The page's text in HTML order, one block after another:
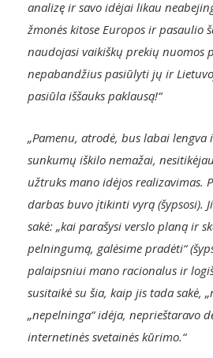
analizę ir savo idėjai likau
žmonės kitose Europos ir pasaulio
naudojasi vaikiškų prekių nuomos
nepabandžius pasiūlyti jų ir
pasiūla iššauks paklausą!“
„Pamenu, atrodė, bus labai
sunkumų iškilo nemažai,
užtruks mano idėjos realizavimas.
darbas buvo įtikinti vyrą (šypsosi).
sakė: „kai parašysi verslo planą ir
pelningumą, galėsime pradėti“
palaipsniui mano racionalus ir
susitaikė su šia, kaip jis tada sakė,
„nepelninga“ idėja, neprieštaravo
internetinės svetainės kūrimo.“